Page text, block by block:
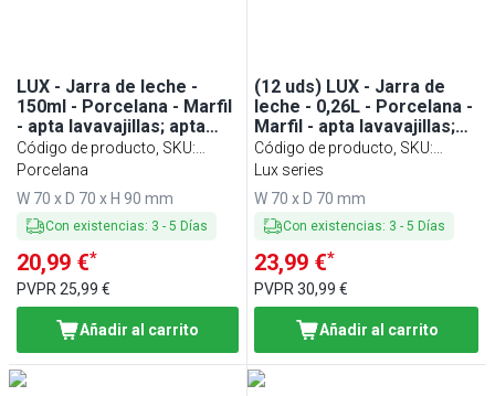
LUX - Jarra de leche -
150ml - Porcelana - Marfil
- apta lavavajillas; apta
microondas; apta horno;
resistente al calor hasta
Código de producto, SKU:
MKLW15EB
Porcelana
W 70 x D 70 x H 90 mm
Con existencias: 3 - 5 Días
20,99 €*
PVPR 25,99 €
Añadir al carrito
(12 uds) LUX - Jarra de
leche - 0,26L - Porcelana -
Marfil - apta lavavajillas;
apta microondas y horno;
resistente al calor hasta
Código de producto, SKU:
MKLW15EB#12
Lux series
W 70 x D 70 mm
Con existencias: 3 -5 Días
23,99 €*
PVPR30,99 €
Añadir al carrito